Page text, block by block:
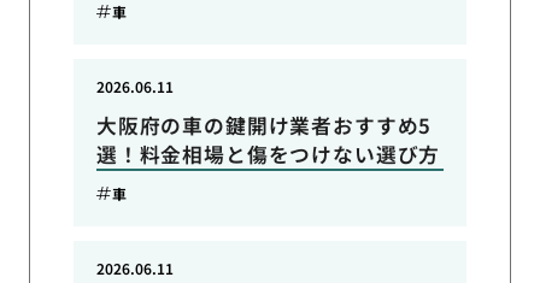
車
大阪府の車の鍵開け業者おすすめ5
選！料金相場と傷をつけない選び方
2026.06.11
車
2026.06.11